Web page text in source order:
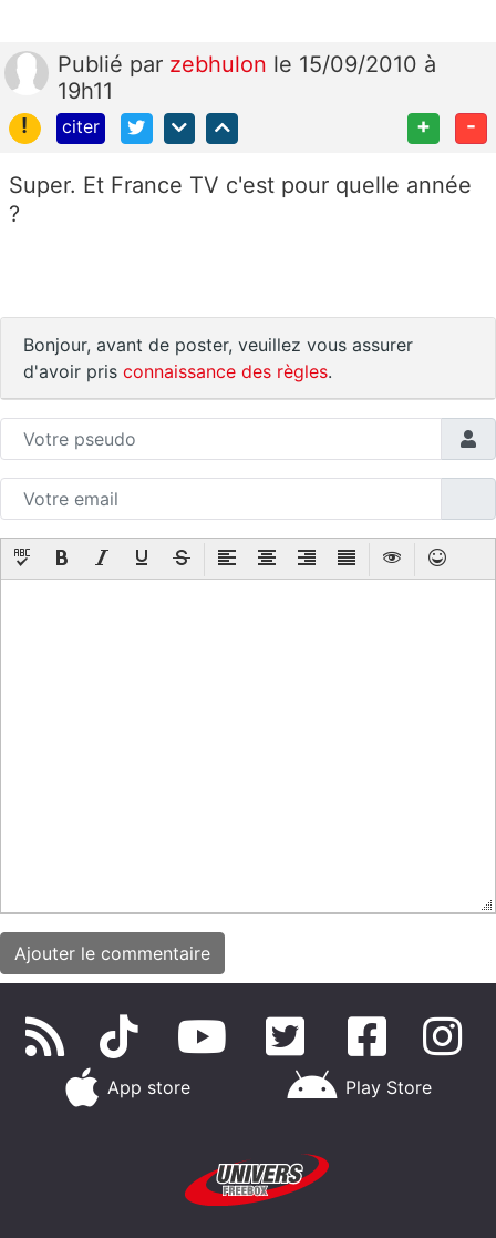
Publié par zebhulon le 15/09/2010 à
19h11
!
citer + -
Super. Et France TV c'est pour quelle année
?
Bonjour, avant de poster, veuillez vous assurer
d'avoir pris connaissance des règles.
App store Play Store